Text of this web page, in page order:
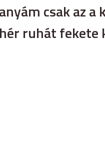
csak az
ruhát fekete